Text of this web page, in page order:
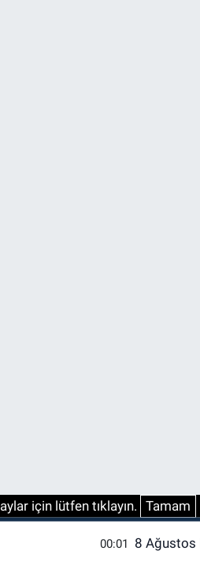
için lütfen tıklayın. Tamam
00:01 8 Ağustos